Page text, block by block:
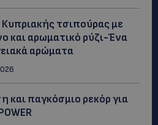
Κυπριακής τσιπούρας με
και αρωματικό ρύζι-Ένα
αρώματα
και παγκόσμιο ρεκόρ για